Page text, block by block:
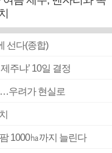
선다(종합)
주냐’ 10일 결정
…우려가 현실로
1000㏊까지 늘린다